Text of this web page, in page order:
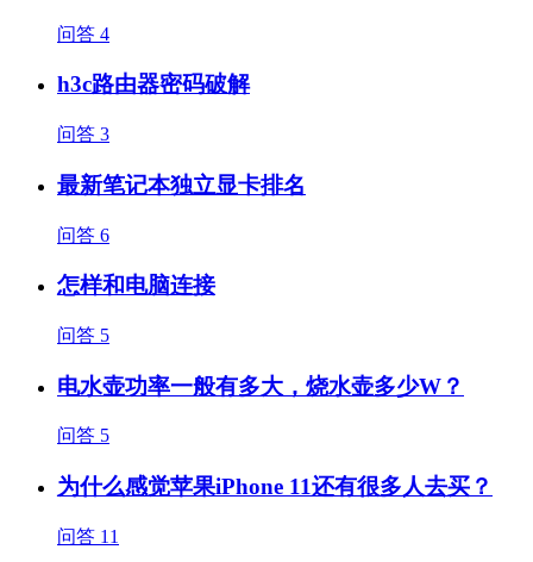
问答 4
h3c路由器密码破解
问答 3
最新笔记本独立显卡排名
问答 6
怎样和电脑连接
问答 5
电水壶功率一般有多大，烧水壶多少W？
问答 5
为什么感觉苹果iPhone 11还有很多人去买？
问答 11